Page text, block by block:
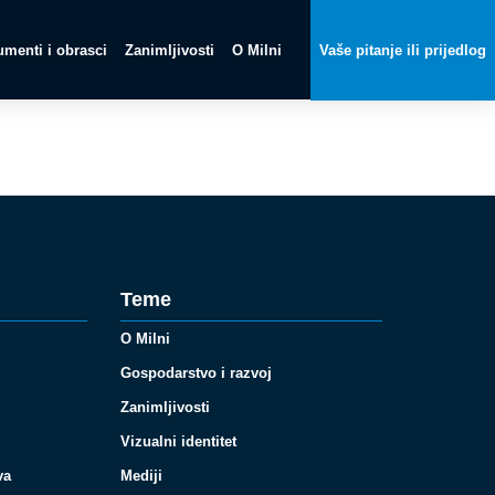
i obrasci Zanimljivosti O Milni Vaše pitanje ili prijedlog
Teme
O Milni
Gospodarstvo i razvoj
Zanimljivosti
Vizualni identitet
Mediji